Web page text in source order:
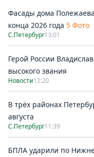
Фасады дома
конца 2026 года 5 Фото
С.Петербург13:01
Герой России
высокого звания
Новости12:20
В трёх районах
августа
С.Петербург11:39
БПЛА ударили по